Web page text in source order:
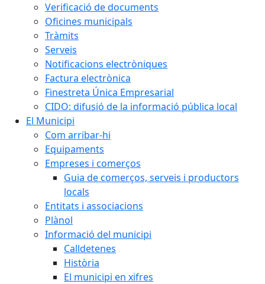
Verificació de documents
Oficines municipals
Tràmits
Serveis
Notificacions electròniques
Factura electrònica
Finestreta Única Empresarial
CIDO: difusió de la informació pública local
El Municipi
Com arribar-hi
Equipaments
Empreses i comerços
Guia de comerços, serveis i productors
locals
Entitats i associacions
Plànol
Informació del municipi
Calldetenes
Història
El municipi en xifres